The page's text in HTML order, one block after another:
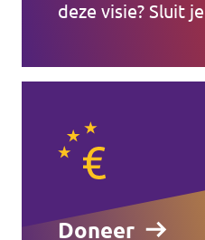
deze visie? Sluit
Doneer